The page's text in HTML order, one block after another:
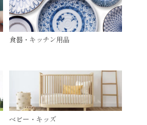
食器・キッチン用品
ベビー・キッズ